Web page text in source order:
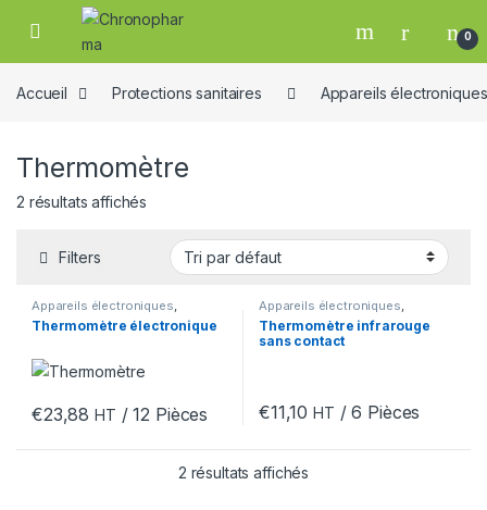
Skip to navigation
Skip to content
0
Accueil Protections sanitaires Appareils électroniques
Thermomètre
2 résultats affichés
Filters
Appareils électroniques,
Protections sanitaires
Thermomètre
Thermomètre électronique
€23,88 HT / 12 Pièces
Appareils électroniques,
Protections sanitaires
Thermomètre
Thermomètre infrarouge
sans contact
€11,10 HT / 6 Pièces
2 résultats affichés